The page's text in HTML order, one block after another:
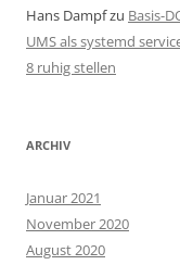
Hans Dampfzu Basis-
UMS als systemd
8 ruhig stellen
ARCHIV
Januar 2021
November 2020
August 2020